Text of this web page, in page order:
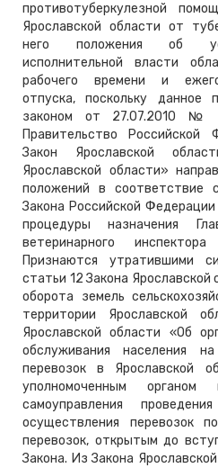
противотуберкулезной
Ярославской области от
него положения об
исполнительной власти
рабочего времени и
отпуска, поскольку данное
законом от 27.07.2010
Правительство Российской
Закон Ярославской
Ярославской области»
положений в соответствие
Закона Российской
процедуры назначения
ветеринарного
Признаются утратившими
статьи 12 Закона Ярославской
оборота земель
территории Ярославской
Ярославской области «Об
обслуживания населения
перевозок в Ярославской
уполномоченным
самоуправления
осуществления перевозок
перевозок, открытым до
Закона. Из Закона